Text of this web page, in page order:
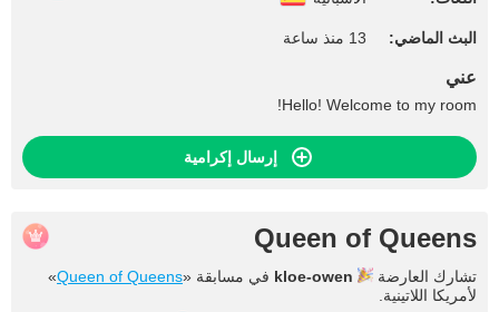
البث الماضي: 13 منذ ساعة
عني
Hello! Welcome to my room!
إرسال إكرامية
Queen of Queens
تشارك العارضة kloe-owen في مسابقة «Queen of Queens
»
لأمريكا اللاتينية.